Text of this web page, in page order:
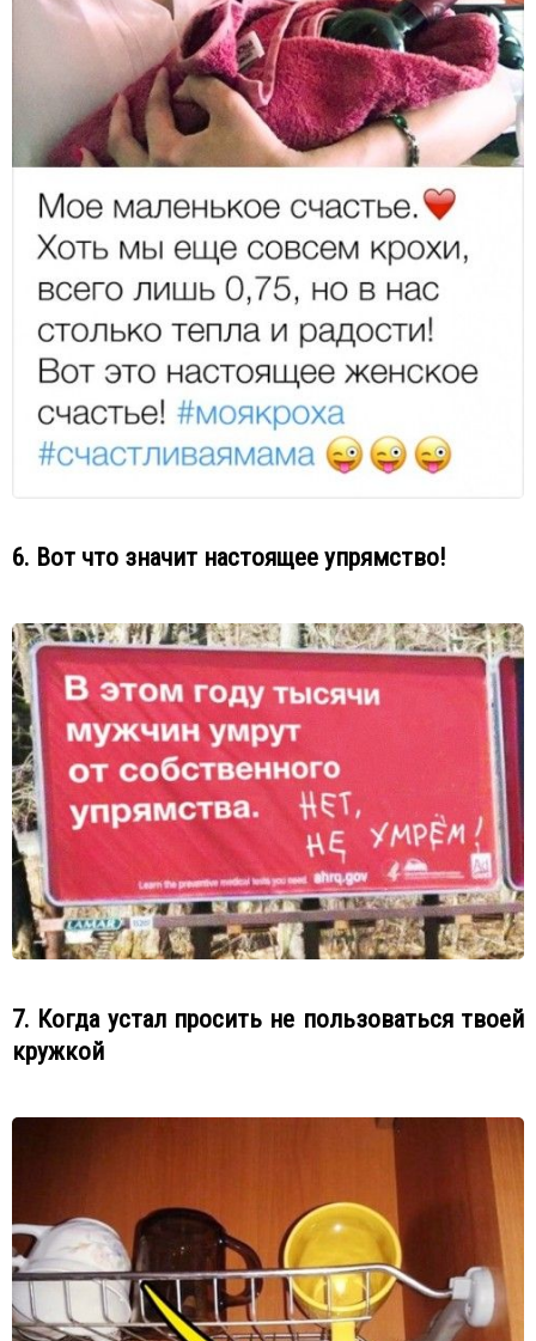
6. Вот что значит настоящее упрямство!
7. Когда устал просить не пользоваться твоей
кружкой